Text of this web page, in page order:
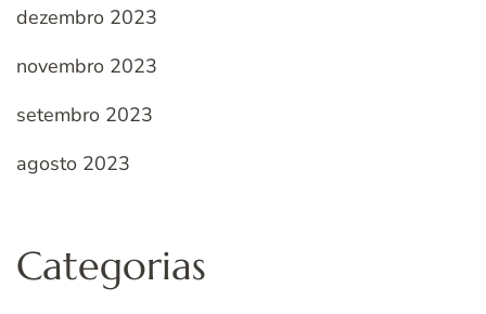
dezembro 2023
novembro 2023
setembro 2023
agosto 2023
Categorias